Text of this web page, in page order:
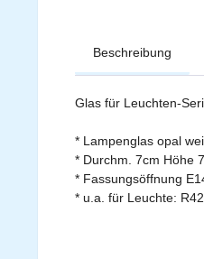
Beschreibung
Glas für Leuchten-
* Lampenglas opal
* Durchm. 7cm Höhe
* Fassungsöffnung
* u.a. für Leuchte: